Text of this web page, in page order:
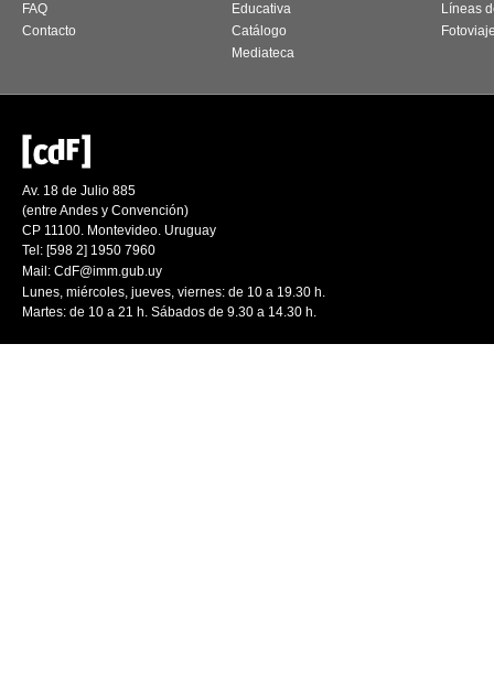
FAQ
Contacto
Educativa
Catálogo
Mediateca
Líneas
Av. 18 de Julio 885
(entre Andes y Convención)
CP 11100. Montevideo. Uruguay
Tel: [598 2] 1950 7960
Mail: CdF@imm.gub.uy
Lunes, miércoles, jueves, viernes: de 10 a 19.30 h.
Martes: de 10 a 21 h. Sábados de 9.30 a 14.30 h.